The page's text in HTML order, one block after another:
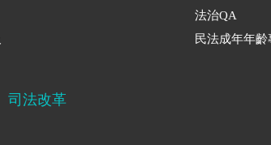
法治QA
民法成年年齡
司法改革